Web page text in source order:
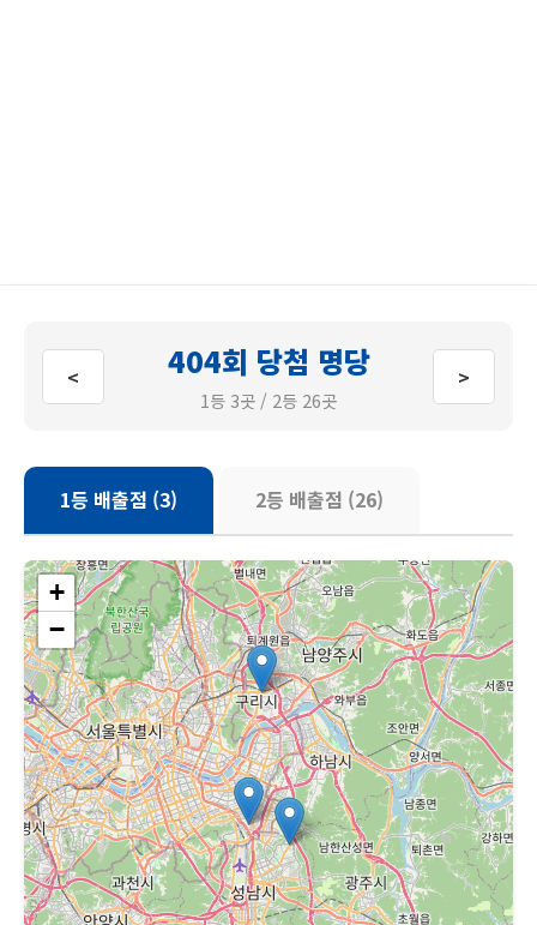
< 404회 당첨 명당
1등 3곳 / 2등 26곳
>
1등 배출점 (3) 2등 배출점 (26)
+
−